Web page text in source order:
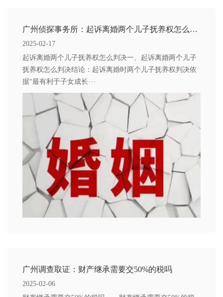
广州侦探事务所：起诉离婚两个儿子抚养权怎么判决
2025-02-17
起诉离婚两个儿子抚养权怎么判决一、起诉离婚两个儿子
抚养权怎么判决结论：起诉离婚时两个儿子抚养权判决依
据“最有利于子女成长···
广州调查取证：财产继承需要交50%的税吗
2025-02-06